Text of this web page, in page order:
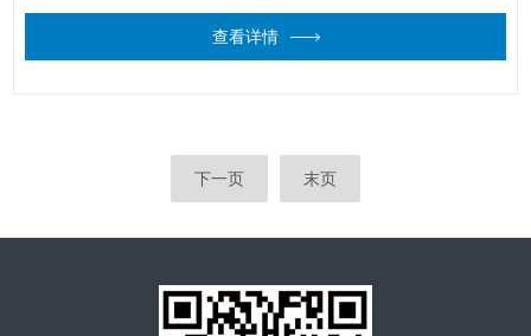
查看详情
下一页 末页